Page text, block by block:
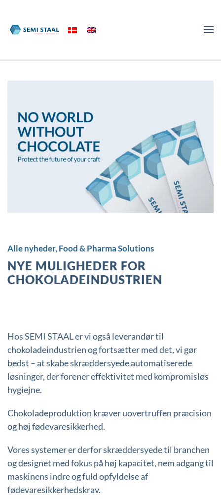
Skip to main content
Alle nyheder, Food & Pharma Solutions
NYE MULIGHEDER FOR
CHOKOLADEINDUSTRIEN
Hos SEMI STAAL er vi også leverandør til
chokoladeindustrien og fortsætter med det, vi gør
bedst – at skabe skræddersyede automatiserede
løsninger, der forener effektivitet med kompromisløs
hygiejne.
Chokoladeproduktion kræver uovertruffen præcision
og høj fødevaresikkerhed.
Vores systemer er derfor skræddersyede til branchen
og designet med fokus på høj kapacitet, nem adgang til
maskinens indre og fuld opfyldelse af
fødevaresikkerhedskrav.